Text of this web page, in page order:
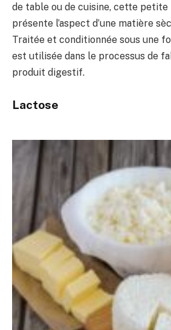
de table ou de cuisine, cette
présente l’aspect d’une matière
Traitée et conditionnée sous une
est utilisée dans le processus de
produit digestif.
Lactose